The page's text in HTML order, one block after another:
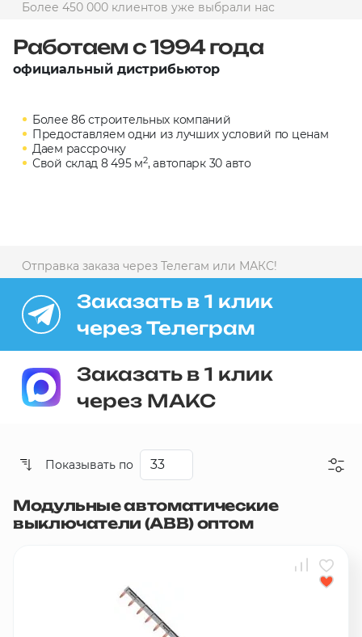
Минимальный заказ
+7(495) 988-86-47
Max
Телеграм
Более 450 000 клиентов уже выбрали нас
Работаем с 1994 года
официальный дистрибьютор
Более 86 строительных компаний
Предоставляем одни из лучших условий по ценам
Даем рассрочку
Свой склад 8 495 м2, автопарк 30 авто
Отправка заказа через Телегам или МАКС!
Заказать в 1 клик
через Телеграм
Заказать в 1 клик
через МАКС
Со скидкой
Показывать по
Модульные автоматические
выключатели (АВВ) оптом